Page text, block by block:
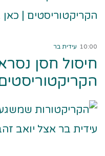
10:00 עידית בר
חיסול חסן
הקריקטוריסטים |